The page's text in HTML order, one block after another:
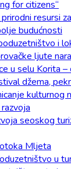
for citizens“
resursi
budućnosti
i
ljute
u selu Korita
džema,
kulturnog
seoskog
Mljeta
u